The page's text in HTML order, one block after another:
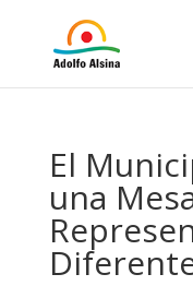
El
una